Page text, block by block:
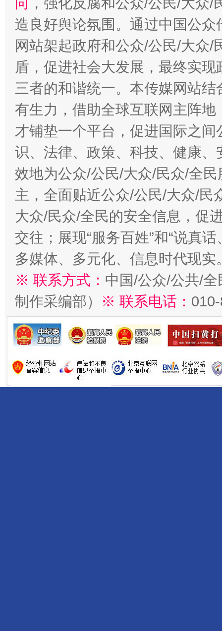
造良好舆论氛围。通过中国公
网站架起政府和公众/公民/大众
盾，促进社会大发展，最终实
三者的和谐统一。本传媒网站
有生力，借助全球互联网主阵
才铺垫一个平台，促进国际之
识、法律、政策、科技、健康
效地为公众/公民/大众/民众/全
主，全面贴近公众/公民/大众/民
大众/民众/全民的安全信息，促
交往；展现“服务百姓”和“说真
多媒体、多元化、信息时代现实
※ 联系方式： 中国/公众/公共/
制作采编部）
※ 联系电话：